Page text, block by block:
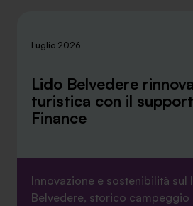
Luglio 2026
Lido Belvedere
turistica con il
Finance
Innovazione e sostenibilità sul
Belvedere, storico campeggio